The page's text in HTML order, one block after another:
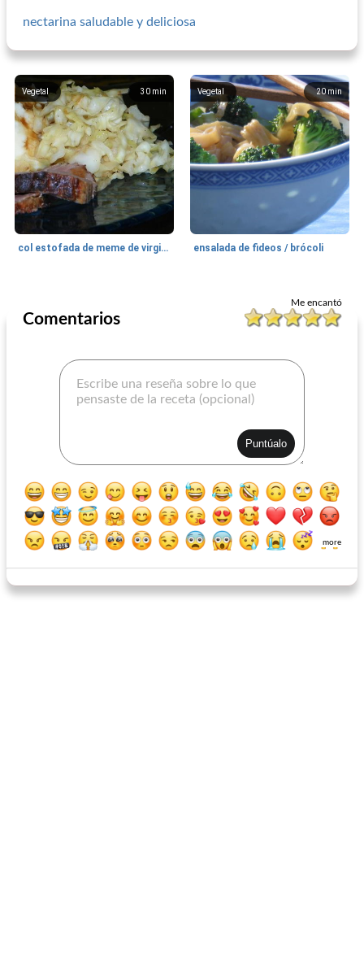
nectarina saludable y deliciosa
30 min
Vegetal
col estofada de meme de virginia willis
20 min
Vegetal
ensalada de fideos / brócoli
Me encantó
Comentarios
more